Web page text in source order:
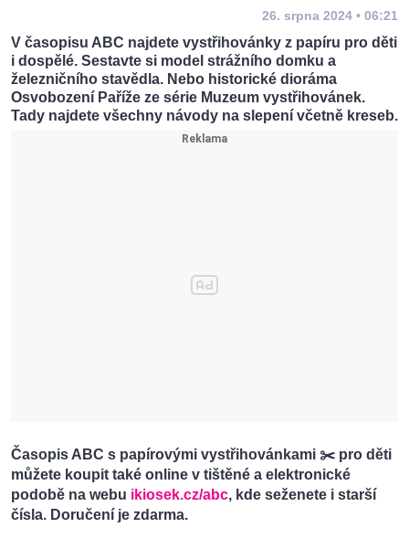
26. srpna 2024 • 06:21
V časopisu ABC najdete vystřihovánky z papíru pro děti
i dospělé. Sestavte si model strážního domku a
železničního stavědla. Nebo historické dioráma
Osvobození Paříže ze série Muzeum vystřihovánek.
Tady najdete všechny návody na slepení včetně kreseb.
Časopis ABC s papírovými vystřihovánkami ✂️ pro děti
můžete koupit také online v tištěné a elektronické
podobě na webu ikiosek.cz/abc, kde seženete i starší
čísla. Doručení je zdarma.